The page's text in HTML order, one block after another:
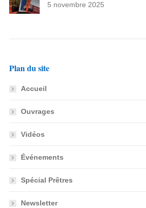
5 novembre 2025
Plan du site
Accueil
Ouvrages
Vidéos
Événements
Spécial Prêtres
Newsletter